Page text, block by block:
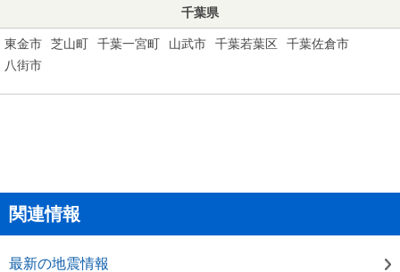
千葉県
東金市 芝山町 千葉一宮町 山武市 千葉若葉区
千葉佐倉市
八街市
関連情報
最新の地震情報